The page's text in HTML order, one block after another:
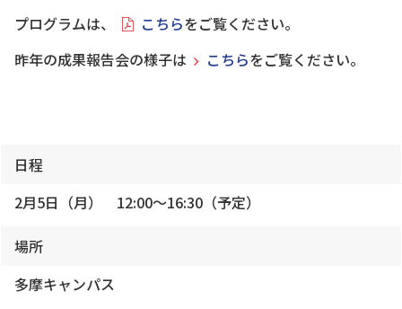
プログラムは、
こちらをご覧ください。
昨年の成果報告会の様子は
こちらをご覧ください。
日程
2月5日（月） 12:00～16:30（予定）
場所
多摩キャンパス